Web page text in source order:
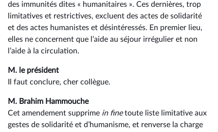
des immunités dites « humanitaires ». Ces dernières, trop
limitatives et restrictives, excluent des actes de solidarité
et des actes humanistes et désintéressés. En premier lieu,
elles ne concernent que l’aide au séjour irrégulier et non
l’aide à la circulation.
M. le président
Il faut conclure, cher collègue.
M. Brahim Hammouche
Cet amendement supprime in finetoute liste limitative aux
gestes de solidarité et d’humanisme, et renverse la charge